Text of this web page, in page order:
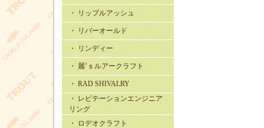
・ リップルアッシュ
・ リバーオールド
・ リンディー
・ 麗’ｓルアークラフト
・ RAD SHIVALRY
・ レビテーションエンジニア
リング
・ ロデオクラフト